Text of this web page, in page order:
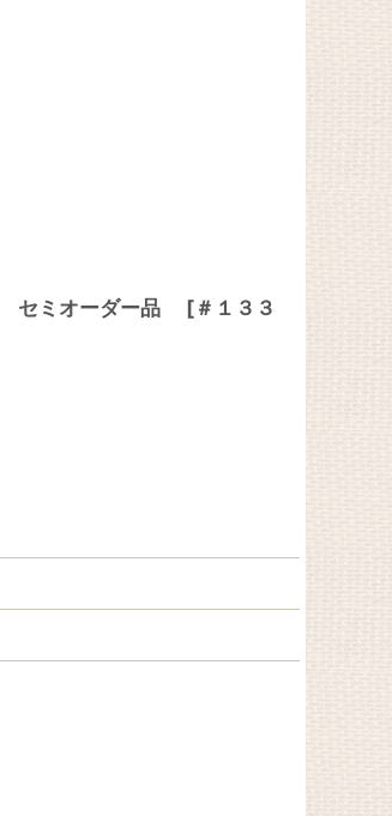
ミオーダー品 [＃１３３